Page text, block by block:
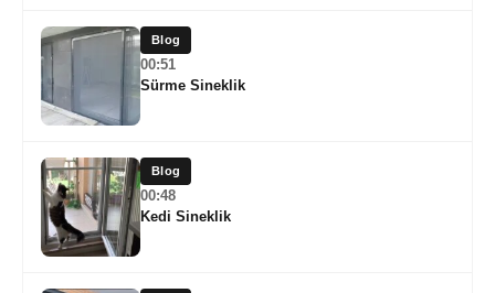
Blog
00:51
Sürme Sineklik
Blog
00:48
Kedi Sineklik